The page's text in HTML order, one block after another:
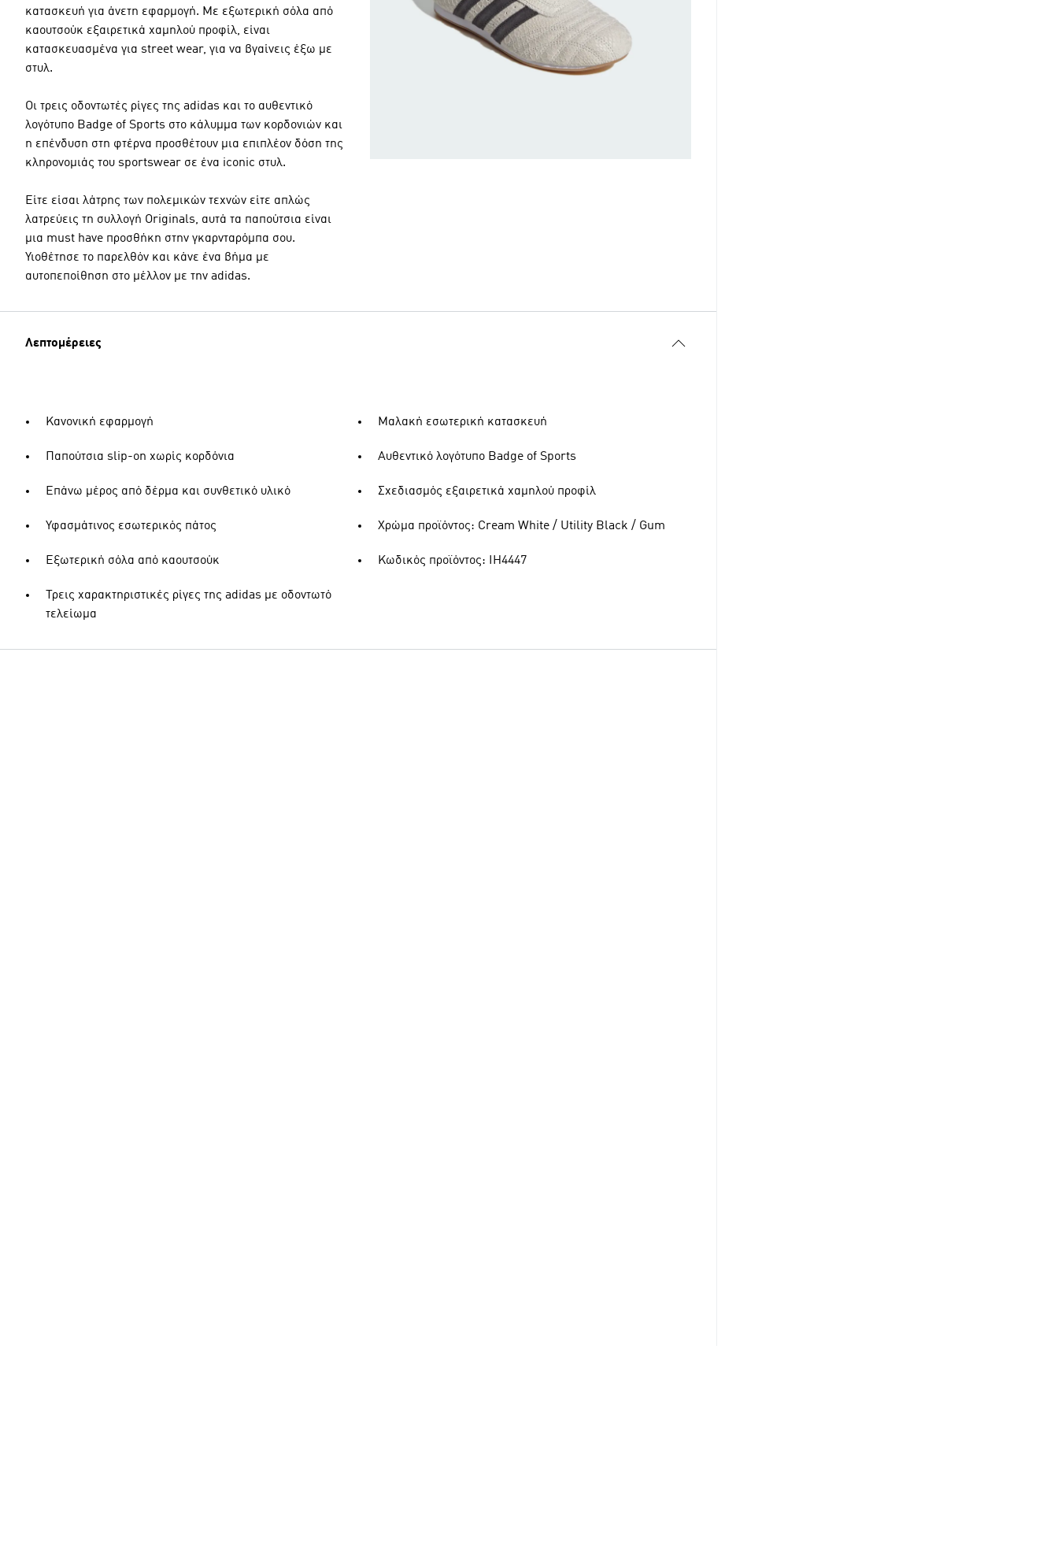
κατασκευή για άνετη εφαρμογή. Με εξωτερική σόλα από
καουτσούκ εξαιρετικά χαμηλού προφίλ, είναι
κατασκευασμένα για street wear, για να βγαίνεις έξω με
στυλ.
Οι τρεις οδοντωτές ρίγες της adidas και το αυθεντικό
λογότυπο Badge of Sports στο κάλυμμα των κορδονιών και
η επένδυση στη φτέρνα προσθέτουν μια επιπλέον δόση της
κληρονομιάς του sportswear σε ένα iconic στυλ.
Είτε είσαι λάτρης των πολεμικών τεχνών είτε απλώς
λατρεύεις τη συλλογή Originals, αυτά τα παπούτσια είναι
μια must have προσθήκη στην γκαρνταρόμπα σου.
Υιοθέτησε το παρελθόν και κάνε ένα βήμα με
αυτοπεποίθηση στο μέλλον με την adidas.
Λεπτομέρειες
Κανονική εφαρμογή
Παπούτσια slip-on χωρίς κορδόνια
Επάνω μέρος από δέρμα και συνθετικό υλικό
Υφασμάτινος εσωτερικός πάτος
Εξωτερική σόλα από καουτσούκ
Τρεις χαρακτηριστικές ρίγες της adidas με οδοντωτό
τελείωμα
Μαλακή εσωτερική κατασκευή
Αυθεντικό λογότυπο Badge of Sports
Σχεδιασμός εξαιρετικά χαμηλού προφίλ
Χρώμα προϊόντος: Cream White / Utility Black / Gum
Κωδικός προϊόντος: IH4447